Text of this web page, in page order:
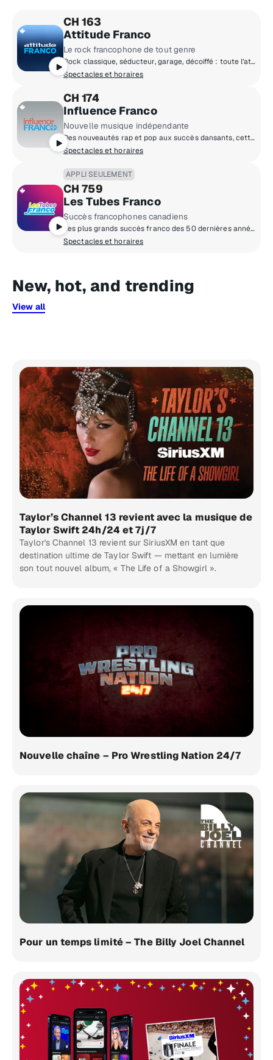
CH 163
Attitude Franco
Le rock francophone de tout genre
Rock classique, séducteur, garage, décoiffé : toute l’attitude du rock sans compromis. Marjo, Jean Leloup, Les Rita Mitsouko, Les Trois Accords… Si c’est du rock francophone, vous l’entendrez ici!
Spectacles et horaires
CH 174
Influence Franco
Nouvelle musique indépendante
Des nouveautés rap et pop aux succès dansants, cette chaîne est la référence en matière de pop urbaine francophone.
Spectacles et horaires
APPLI SEULEMENT
CH 759
Les Tubes Franco
Succès francophones canadiens
Les plus grands succès franco des 50 dernières années.
Spectacles et horaires
New, hot, and trending
View all
Taylor’s Channel 13 revient avec la musique de
Taylor Swift 24h/24 et 7j/7
Taylor's Channel 13 revient sur SiriusXM en tant que
destination ultime de Taylor Swift — mettant en lumière
son tout nouvel album, « The Life of a Showgirl ».
Nouvelle chaîne – Pro Wrestling Nation 24/7
Pour un temps limité – The Billy Joel Channel